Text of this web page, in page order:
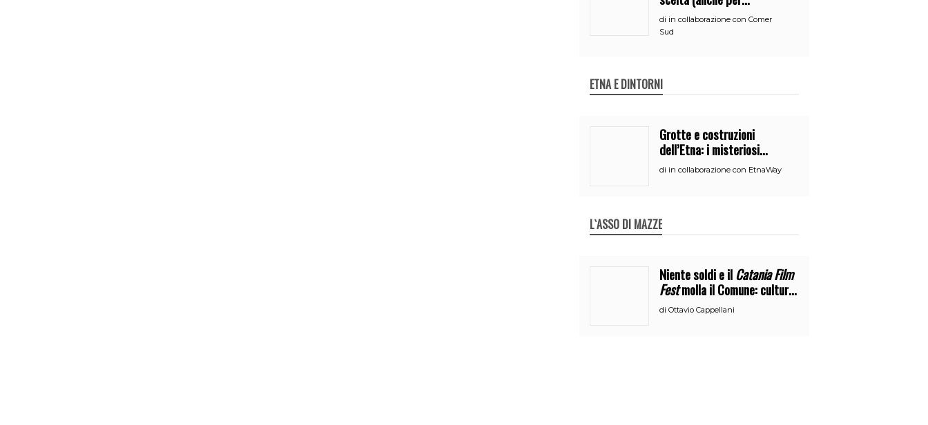
neopatentati)
di in collaborazione con Comer
Sud
ETNA E DINTORNI
Grotte e costruzioni
dell’Etna: i misteriosi
nascondigli del vulcano
di in collaborazione con EtnaWay
L`ASSO DI MAZZE
Niente soldi e ilCatania Film
Festmolla il Comune: cultura
o broru di ciciri?
di Ottavio Cappellani